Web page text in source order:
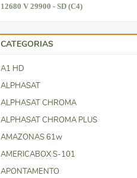
12680 V 29900 - SD (C4)
CATEGORIAS
A1 HD
ALPHASAT
ALPHASAT CHROMA
ALPHASAT CHROMA PLUS
AMAZONAS 61w
AMERICABOX S-101
APONTAMENTO